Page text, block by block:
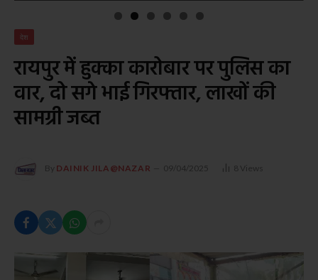
देश
रायपुर में हुक्का कारोबार पर पुलिस का
वार, दो सगे भाई गिरफ्तार, लाखों की
सामग्री जब्त
By DAINIK JILA@NAZAR 09/04/2025 8 Views